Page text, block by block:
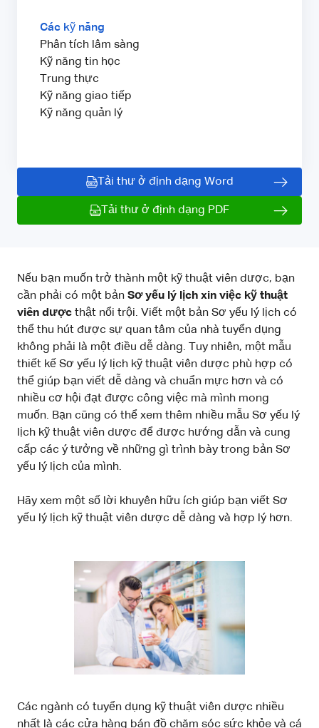
Các kỹ năng
Phân tích lâm sàng
Kỹ năng tin học
Trung thực
Kỹ năng giao tiếp
Kỹ năng quản lý
Tải thư ở định dạng Word
Tải thư ở định dạng PDF
Nếu bạn muốn trở thành một kỹ thuật viên dược, bạn
cần phải có một bản Sơ yếu lý lịch xin việc kỹ thuật
viên dược thật nổi trội. Viết một bản Sơ yếu lý lịch có
thể thu hút được sự quan tâm của nhà tuyển dụng
không phải là một điều dễ dàng. Tuy nhiên, một mẫu
thiết kế Sơ yếu lý lịch kỹ thuật viên dược phù hợp có
thể giúp bạn viết dễ dàng và chuẩn mực hơn và có
nhiều cơ hội đạt được công việc mà mình mong
muốn. Bạn cũng có thể xem thêm nhiều mẫu Sơ yếu lý
lịch kỹ thuật viên dược để được hướng dẫn và cung
cấp các ý tưởng về những gì trình bày trong bản Sơ
yếu lý lịch của mình.
Hãy xem một số lời khuyên hữu ích giúp bạn viết Sơ
yếu lý lịch kỹ thuật viên dược dễ dàng và hợp lý hơn.
Các ngành có tuyển dụng kỹ thuật viên dược nhiều
nhất là các cửa hàng bán đồ chăm sóc sức khỏe và cá